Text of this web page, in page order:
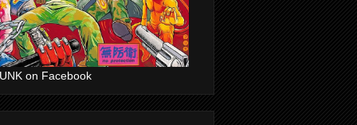
on Facebook